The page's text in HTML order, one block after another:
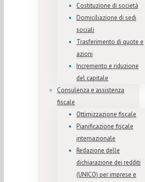
Costituzione di società
Domiciliazione di sedi
sociali
Trasferimento di quote e
azioni
Incremento e riduzione
del capitale
Consulenza e assistenza
fiscale
Ottimizzazione fiscale
Pianificazione fiscale
internazionale
Redazione delle
dichiarazione dei redditi
(UNICO) per imprese e